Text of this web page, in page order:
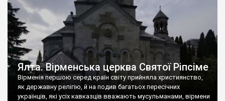
Ялта. Вірменська церква Святої Ріпсіме
Вірменія першою серед країн світу прийняла християнство,
як державну релігію, й на подив багатьох пересічних
українців, які усіх кавказців вважають мусульманами, вірмени